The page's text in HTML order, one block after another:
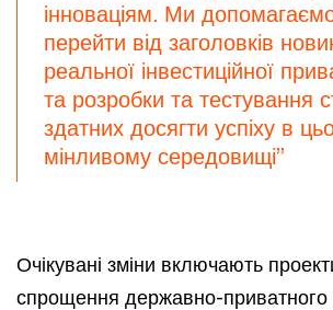
інноваціям. Ми
перейти від заголовків
реальної інвестиційної
та розробки та тестування
здатних досягти успіху в
мінливому середовищі”
Очікувані зміни включають
спрощення державно-приватного